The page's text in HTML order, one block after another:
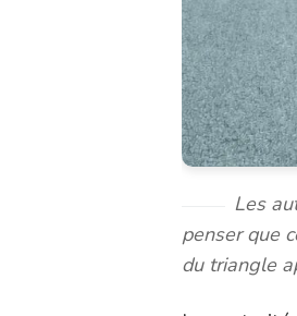
Les
penser que
du triangle